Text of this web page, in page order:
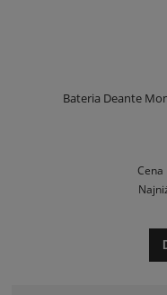
Bateria Deante